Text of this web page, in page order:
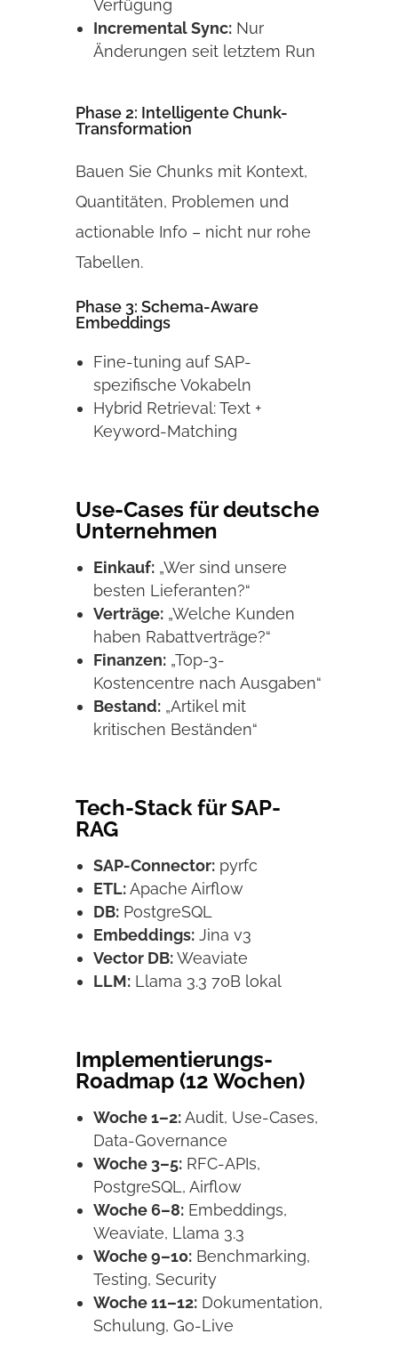
Verfügung
Incremental Sync:Nur
Änderungen seit letztem Run
Phase 2: Intelligente Chunk-
Transformation
Bauen Sie Chunks mit Kontext,
Quantitäten, Problemen und
actionable Info – nicht nur rohe
Tabellen.
Phase 3: Schema-Aware
Embeddings
Fine-tuning auf SAP-
spezifische Vokabeln
Hybrid Retrieval: Text +
Keyword-Matching
Use-Cases für deutsche
Unternehmen
Einkauf:„Wer sind unsere
besten Lieferanten?“
Verträge:„Welche Kunden
haben Rabattverträge?“
Finanzen:„Top-3-
Kostencentre nach Ausgaben“
Bestand:„Artikel mit
kritischen Beständen“
Tech-Stack für SAP-
RAG
SAP-Connector:pyrfc
ETL:Apache Airflow
DB:PostgreSQL
Embeddings:Jina v3
Vector DB:Weaviate
LLM:Llama 3.3 70B lokal
Implementierungs-
Roadmap (12 Wochen)
Woche 1–2:Audit, Use-Cases,
Data-Governance
Woche 3–5:RFC-APIs,
PostgreSQL, Airflow
Woche 6–8:Embeddings,
Weaviate, Llama 3.3
Woche 9–10:Benchmarking,
Testing, Security
Woche 11–12:Dokumentation,
Schulung, Go-Live